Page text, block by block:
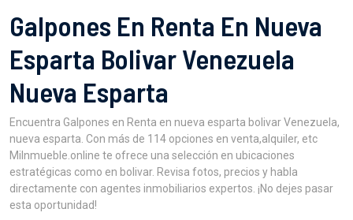
Galpones En Renta En Nueva
Esparta Bolivar Venezuela
Nueva Esparta
Encuentra Galpones en Renta en nueva esparta bolivar Venezuela,
nueva esparta. Con más de 114 opciones en venta,alquiler, etc
MiInmueble.online te ofrece una selección en ubicaciones
estratégicas como en bolivar. Revisa fotos, precios y habla
directamente con agentes inmobiliarios expertos. ¡No dejes pasar
esta oportunidad!